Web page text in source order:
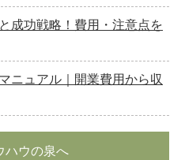
成功戦略！費用・注意点を
ニュアル｜開業費用から収
ハウの泉へ